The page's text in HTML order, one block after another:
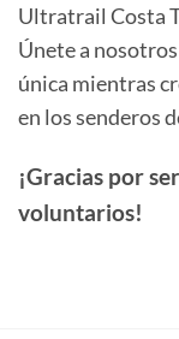
Ultratrail Costa
Únete a
única mientras
en los senderos
¡Gracias por
voluntarios!